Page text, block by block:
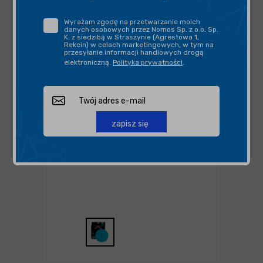
Wyrażam zgodę na przetwarzanie moich
danych osobowych przez Nomos Sp. z o.o. Sp.
K. z siedzibą w Straszynie (Agrestowa 1,
Rekcin) w celach marketingowych, w tym na
przesyłanie informacji handlowych drogą
elektroniczną. Polityka prywatności.
zapisz się